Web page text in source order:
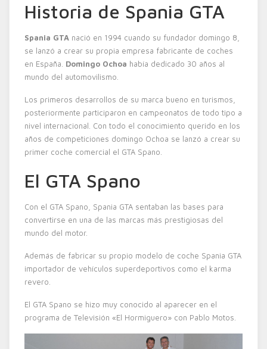
Historia de Spania GTA
Spania GTA nació en 1994 cuando su fundador domingo 8,
se lanzó a crear su propia empresa fabricante de coches
en España. Domingo Ochoa había dedicado 30 años al
mundo del automovilismo.
Los primeros desarrollos de su marca bueno en turismos,
posteriormente participaron en campeonatos de todo tipo a
nivel internacional. Con todo el conocimiento querido en los
años de competiciones domingo Ochoa se lanzó a crear su
primer coche comercial el GTA Spano.
El GTA Spano
Con el GTA Spano, Spania GTA sentaban las bases para
convertirse en una de las marcas más prestigiosas del
mundo del motor.
Además de fabricar su propio modelo de coche Spania GTA
importador de vehículos superdeportivos como el karma
revero.
El GTA Spano se hizo muy conocido al aparecer en el
programa de Televisión «El Hormiguero» con Pablo Motos.